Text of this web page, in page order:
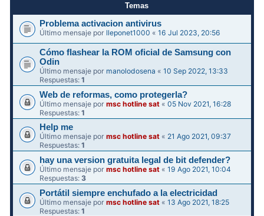
Temas
Problema activacion antivirus
Último mensaje por lleponet1000 «16 Jul 2023, 20:56
Cómo flashear la ROM oficial de Samsung con
Odin
Último mensaje por manolodosena «10 Sep 2022, 13:33
Respuestas:1
Web de reformas, como protegerla?
Último mensaje pormsc hotline sat «05 Nov 2021, 16:28
Respuestas:1
Help me
Último mensaje pormsc hotline sat « 21 Ago 2021, 09:37
Respuestas:1
hay una version gratuita legal de bit defender?
Último mensaje pormsc hotline sat «19 Ago 2021, 10:04
Respuestas:3
Portátil siempre enchufado a la electricidad
Último mensaje pormsc hotline sat «13 Ago 2021, 18:25
Respuestas:1